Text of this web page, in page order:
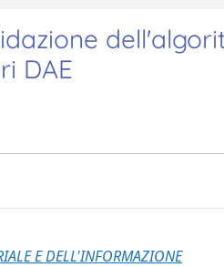
DAE
E DELL'INFORMAZIONE